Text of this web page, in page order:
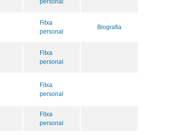
Fitxa
personal
Biografia
Fitxa
personal
Fitxa
personal
Fitxa
personal